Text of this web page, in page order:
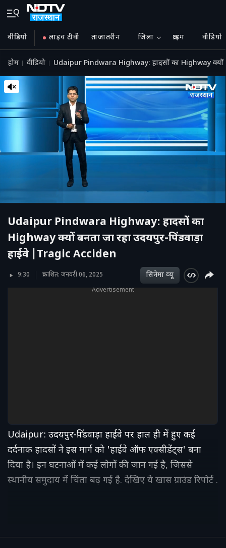
वीडियो लाइव टीवी ताजातरीन जिला क्राइम वीडियो
होम वीडियो Udaipur Pindwara Highway: हादसों का Highway क्यों
Udaipur Pindwara Highway: हादसों का
Highway क्यों बनता जा रहा उदयपुर-पिंडवाड़ा
हाईवे |Tragic Acciden
9:30 प्रकाशित: जनवरी 06, 2025 सिनेमा व्‍यू
Advertisement
Udaipur: उदयपुर-पिंडवाड़ा हाईवे पर हाल ही में हुए कई
दर्दनाक हादसों ने इस मार्ग को 'हाईवे ऑफ एक्सीडेंट्स' बना
दिया है। इन घटनाओं में कई लोगों की जान गई है, जिससे
स्थानीय समुदाय में चिंता बढ़ गई है. देखिए ये खास ग्राउंड रिपोर्ट .